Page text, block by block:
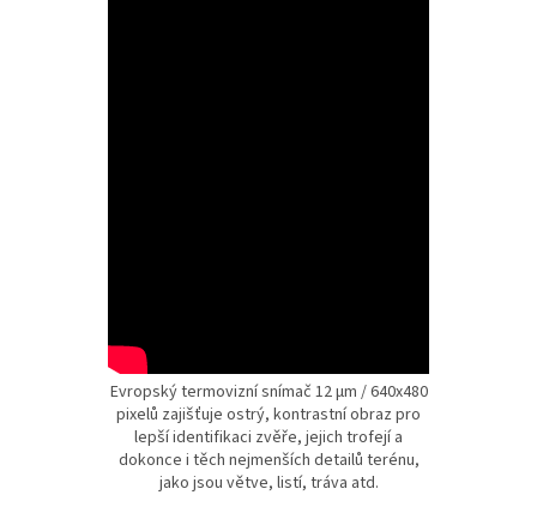
Evropský termovizní snímač 12 µm / 640x480
pixelů zajišťuje ostrý, kontrastní obraz pro
lepší identifikaci zvěře, jejich trofejí a
dokonce i těch nejmenších detailů terénu,
jako jsou větve, listí, tráva atd.